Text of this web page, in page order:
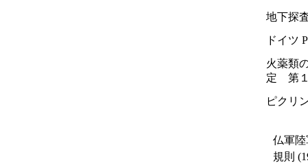
地下探
ドイツ
火薬類
定 第
ピクリ
仏軍
規則